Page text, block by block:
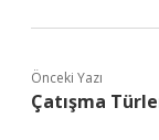
Önceki Yazı
Çatışma